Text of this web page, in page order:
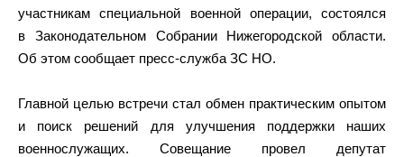
участникам специальной военной операции, состоялся
в Законодательном Собрании Нижегородской области.
Об этом сообщает пресс-служба ЗС НО.
Главной целью встречи стал обмен практическим опытом
и поиск решений для улучшения поддержки наших
военнослужащих. Совещание провел депутат